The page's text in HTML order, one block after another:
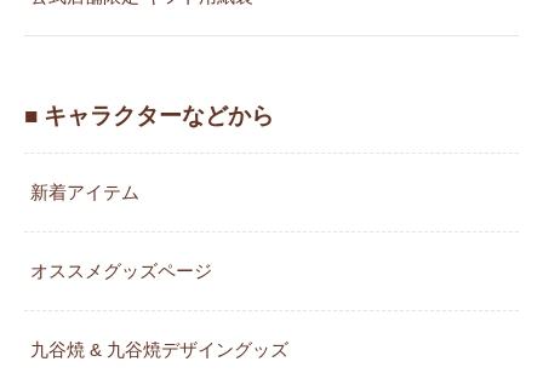
■ キャラクターなどから
新着アイテム
オススメグッズページ
九谷焼 & 九谷焼デザイングッズ